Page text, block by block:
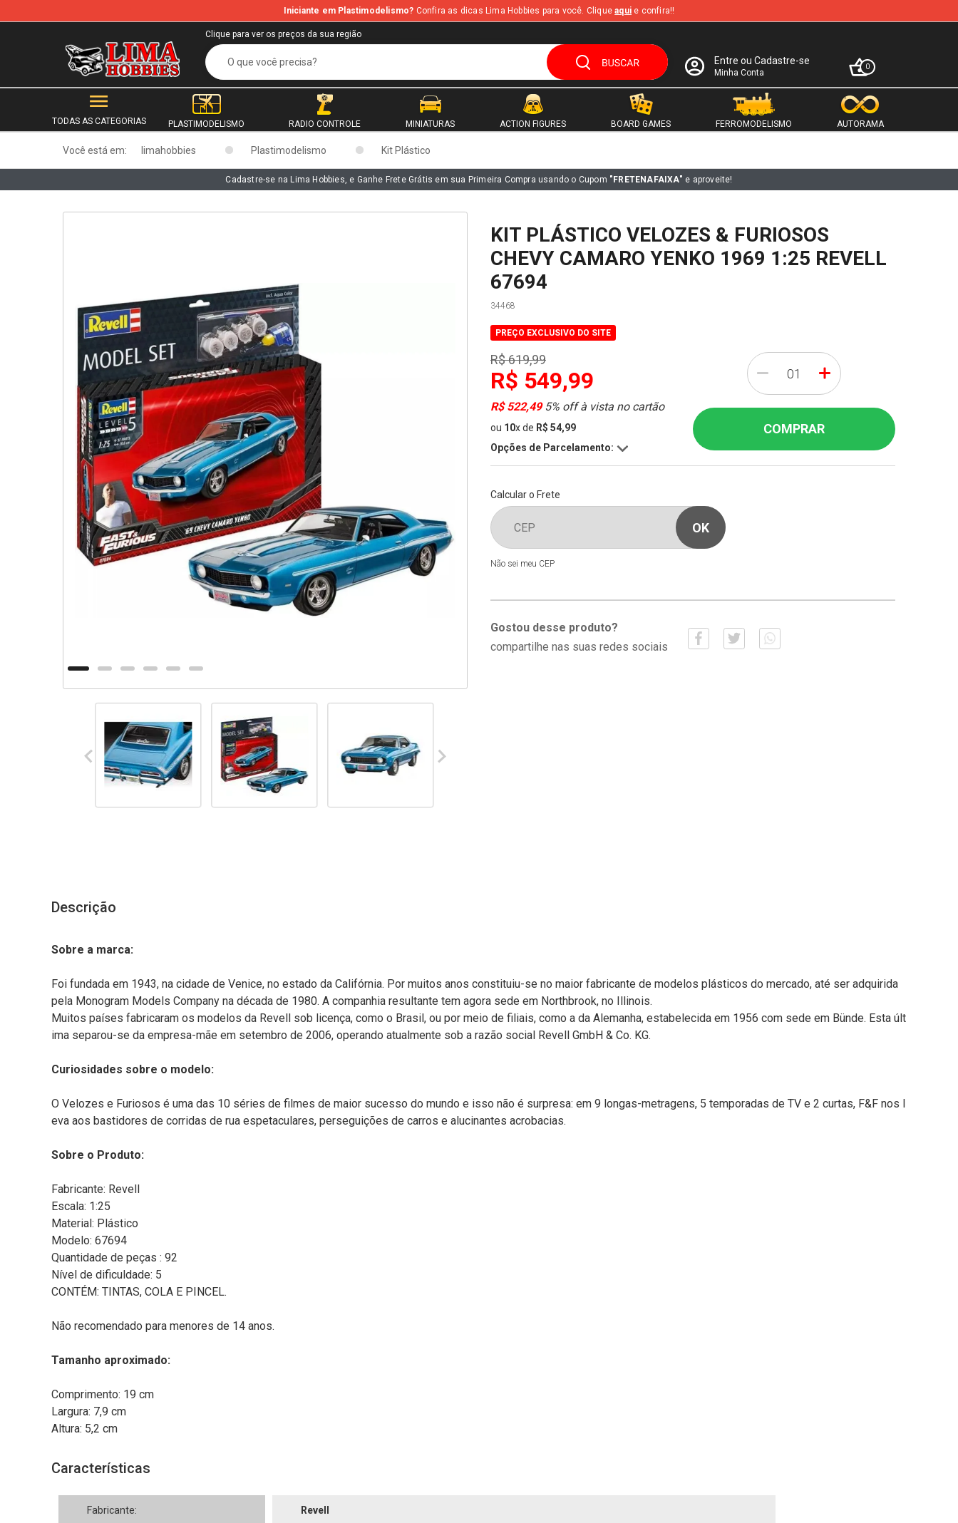
b
Iniciante em Plastimodelismo? Confira as dicas Lima Hobbies para você. Cliqueaqui e confira!!
Clique para ver os preços da sua região
Entre ou Cadastre-se
Minha Conta
0
TODAS AS CATEGORIAS PLASTIMODELISMO RADIO CONTROLE MINIATURAS ACTION FIGURES BOARD GAMES FERROMODELISMO AUTORAMA
Você está em: limahobbies Plastimodelismo Kit Plástico
Cadastre-se na Lima Hobbies, e Ganhe Frete Grátis em sua Primeira Compra usando o Cupom "FRETENAFAIXA" e aproveite!
KIT PLÁSTICO VELOZES & FURIOSOS
CHEVY CAMARO YENKO 1969 1:25 REVELL
67694
34468
PREÇO EXCLUSIVO DO SITE
R$ 619,99
R$ 549,99
R$ 522,495% off à vista no cartão
ou 10xde R$ 54,99
Opções de Parcelamento:
- +
COMPRAR
Calcular o Frete
Não sei meu CEP
Gostou desse produto?
compartilhe nas suas redes sociais
Descrição
Sobre a marca:
Foi fundada em 1943, na cidade de Venice, no estado da Califórnia. Por muitos anos constituiu-se no maior fabricante de modelos plásticos do mercado, até ser adquirida
pela Monogram Models Company na década de 1980. A companhia resultante tem agora sede em Northbrook, no Illinois.
Muitos países fabricaram os modelos da Revell sob licença, como o Brasil, ou por meio de filiais, como a da Alemanha, estabelecida em 1956 com sede em Bünde. Esta últ
ima separou-se da empresa-mãe em setembro de 2006, operando atualmente sob a razão social Revell GmbH & Co. KG.
Curiosidades sobre o modelo:
O Velozes e Furiosos é uma das 10 séries de filmes de maior sucesso do mundo e isso não é surpresa: em 9 longas-metragens, 5 temporadas de TV e 2 curtas, F&F nos l
eva aos bastidores de corridas de rua espetaculares, perseguições de carros e alucinantes acrobacias.
Sobre o Produto:
Fabricante: Revell
Escala: 1:25
Material: Plástico
Modelo: 67694
Quantidade de peças : 92
Nível de dificuldade: 5
CONTÉM: TINTAS, COLA E PINCEL.
Não recomendado para menores de 14 anos.
Tamanho aproximado:
Comprimento: 19 cm
Largura: 7,9 cm
Altura: 5,2 cm
Características
Fabricante: Revell